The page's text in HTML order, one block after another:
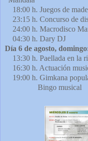
18:00 h. Juegos de
23:15 h. Concurso de
24:00 h. Macrodisco
04:30 h. Dary DJ
Día 6 de agosto,
13:30 h. Paellada en la
16:30 h. Actuación
19:00 h. Gimkana
Bingo musical